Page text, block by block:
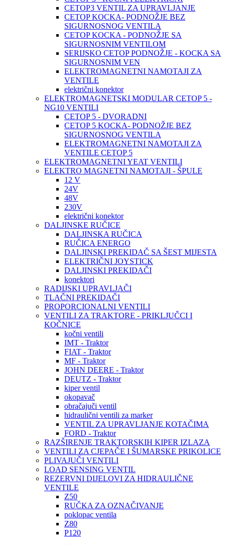
CETOP3 VENTIL ZA UPRAVLJANJE
CETOP KOCKA- PODNOŽJE BEZ
SIGURNOSNOG VENTILA
CETOP KOCKA - PODNOŽJE SA
SIGURNOSNIM VENTILOM
SERIJSKO CETOP PODNOŽJE - KOCKA SA
SIGURNOSNIM VEN
ELEKTROMAGNETNI NAMOTAJI ZA
VENTILE
električni konektor
ELEKTROMAGNETSKI MODULAR CETOP 5 -
NG10 VENTILI
CETOP 5 - DVORADNI
CETOP 5 KOCKA- PODNOŽJE BEZ
SIGURNOSNOG VENTILA
ELEKTROMAGNETNI NAMOTAJI ZA
VENTILE CETOP 5
ELEKTROMAGNETNI YEAT VENTILI
ELEKTRO MAGNETNI NAMOTAJI - ŠPULE
12 V
24V
48V
230V
električni konektor
DALJINSKE RUČICE
DALJINSKA RUČICA
RUČICA ENERGO
DALJINSKI PREKIDAČ SA ŠEST MIJESTA
ELEKTRIČNI JOYSTICK
DALJINSKI PREKIDAČI
konektori
RADIJSKI UPRAVLJAČI
TLAČNI PREKIDAČI
PROPORCIONALNI VENTILI
VENTILI ZA TRAKTORE - PRIKLJUČCI I
KOČNICE
kočni ventili
IMT - Traktor
FIAT - Traktor
MF - Traktor
JOHN DEERE - Traktor
DEUTZ - Traktor
kiper ventil
okopavač
obračajuči ventil
hidraulični ventili za marker
VENTIL ZA UPRAVLJANJE KOTAČIMA
FORD - Traktor
RAZŠIRENJE TRAKTORSKIH KIPER IZLAZA
VENTILI ZA CJEPAČE I ŠUMARSKE PRIKOLICE
PLIVAJUČI VENTILI
LOAD SENSING VENTIL
REZERVNI DIJELOVI ZA HIDRAULIČNE
VENTILE
Z50
RUČKA ZA OZNAČIVANJE
poklopac ventila
Z80
P120